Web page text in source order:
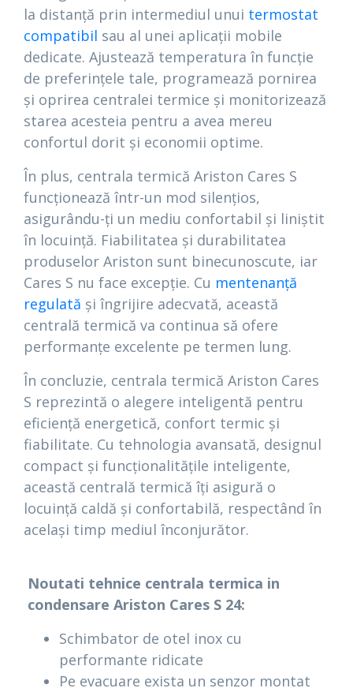
la distanță prin intermediul unui termostat
compatibil sau al unei aplicații mobile
dedicate. Ajustează temperatura în funcție
de preferințele tale, programează pornirea
și oprirea centralei termice și monitorizează
starea acesteia pentru a avea mereu
confortul dorit și economii optime.
În plus, centrala termică Ariston Cares S
funcționează într-un mod silențios,
asigurându-ți un mediu confortabil și liniștit
în locuință. Fiabilitatea și durabilitatea
produselor Ariston sunt binecunoscute, iar
Cares S nu face excepție. Cu mentenanță
regulată și îngrijire adecvată, această
centrală termică va continua să ofere
performanțe excelente pe termen lung.
În concluzie, centrala termică Ariston Cares
S reprezintă o alegere inteligentă pentru
eficiență energetică, confort termic și
fiabilitate. Cu tehnologia avansată, designul
compact și funcționalitățile inteligente,
această centrală termică îți asigură o
locuință caldă și confortabilă, respectând în
același timp mediul înconjurător.
Noutati tehnice centrala termica in
condensare Ariston Cares S 24:
Schimbator de otel inox cu
performante ridicate
Pe evacuare exista un senzor montat